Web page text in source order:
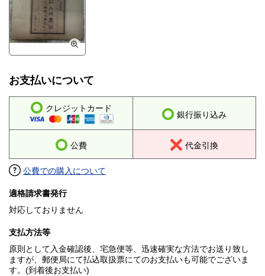
お支払いについて
クレジットカード
銀行振り込み
公費 代金引換
公費での購入について
適格請求書発行
対応しておりません
支払方法等
原則として入金確認後、宅急便等、迅速確実な方法でお送り致し
ますが、郵便局にて払込取扱票にてのお支払いも可能でございま
す。(到着後お支払い)